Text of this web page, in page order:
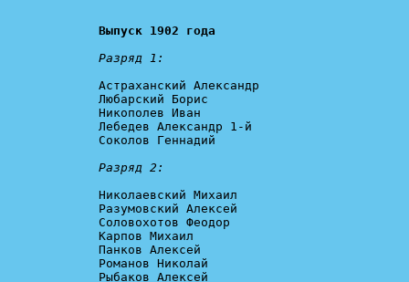
Выпуск 1902 года
Разряд 1:
Астраханский Александр
Любарский Борис
Никополев Иван
Лебедев Александр 1-й
Соколов Геннадий
Разряд 2:
Николаевский Михаил
Разумовский Алексей
Соловохотов Феодор
Карпов Михаил
Панков Алексей
Романов Николай
Рыбаков Алексей